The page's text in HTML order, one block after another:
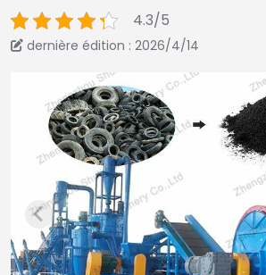
4.3/5
dernière édition : 2026/4/14